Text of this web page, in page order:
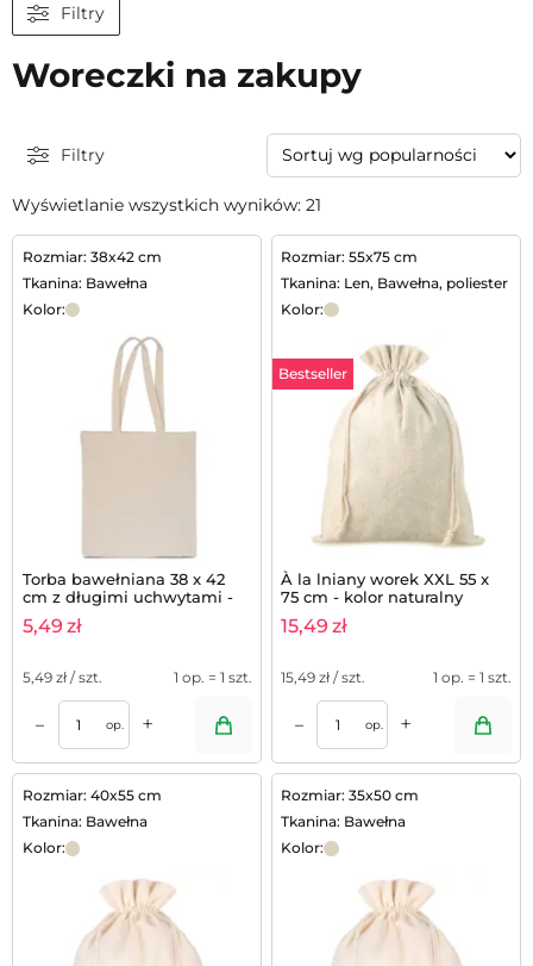
Filtry
Woreczki na zakupy
Filtry
Wyświetlanie wszystkich wyników: 21
Rozmiar: 38x42 cm
Tkanina: Bawełna
Kolor:
Torba bawełniana 38 x 42
cm z długimi uchwytami -
kolor naturalny
5,49 zł
5,49 zł / szt. 1 op. = 1 szt.
– op. +
Rozmiar: 55x75 cm
Tkanina: Len, Bawełna, poliester
Kolor:
Bestseller
À la lniany worek XXL 55 x
75 cm - kolor naturalny
15,49 zł
15,49 zł / szt. 1 op. = 1 szt.
– op. +
Rozmiar: 40x55 cm
Tkanina: Bawełna
Kolor:
Rozmiar: 35x50 cm
Tkanina: Bawełna
Kolor: